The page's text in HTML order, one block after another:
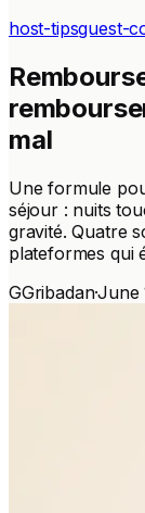
host-tipsguest-
mal
Une formule
séjour : nuits
gravité. Quatre
plateformes qui
GGribadan·June